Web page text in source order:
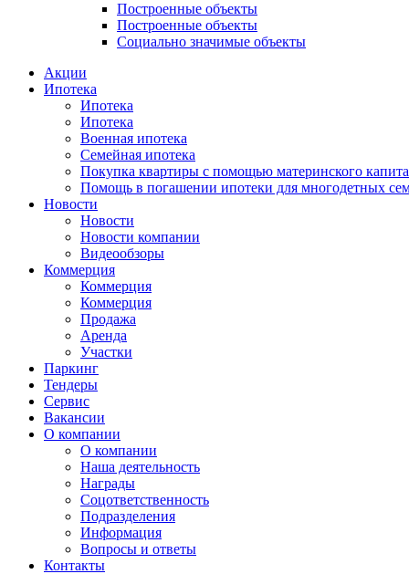
Построенные объекты
Построенные объекты
Социально значимые объекты
Акции
Ипотека
Ипотека
Ипотека
Военная ипотека
Семейная ипотека
Покупка квартиры с помощью материнского
Помощь в погашении ипотеки для многодетных
Новости
Новости
Новости компании
Видеообзоры
Коммерция
Коммерция
Коммерция
Продажа
Аренда
Участки
Паркинг
Тендеры
Сервис
Вакансии
О компании
О компании
Наша деятельность
Награды
Соцответственность
Подразделения
Информация
Вопросы и ответы
Контакты